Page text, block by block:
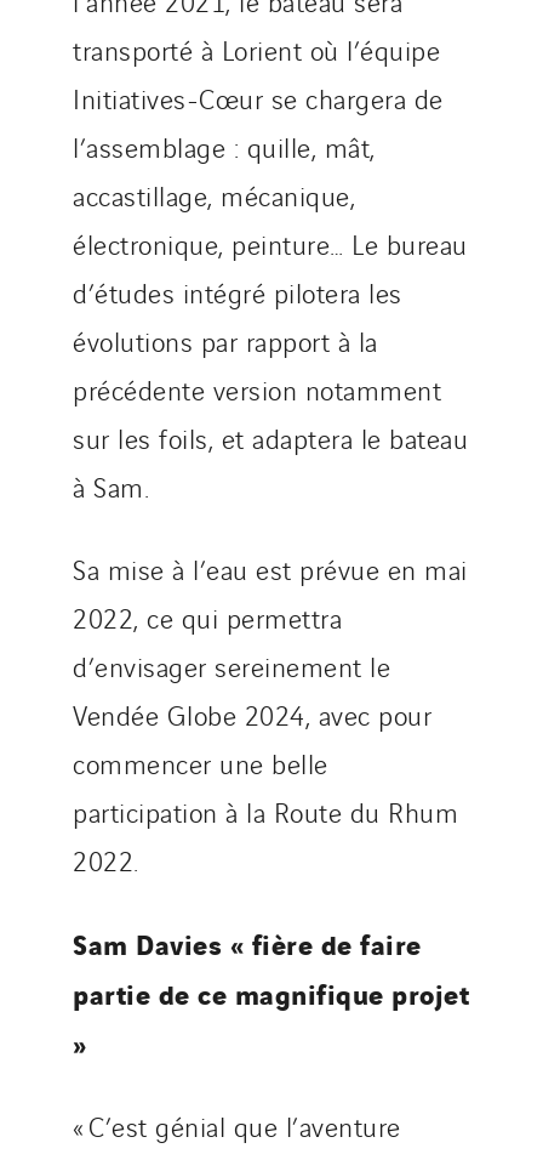
transporté à Lorient où l’équipe
Initiatives-Cœur se chargera de
l’assemblage : quille, mât,
accastillage, mécanique,
électronique, peinture… Le bureau
d’études intégré pilotera les
évolutions par rapport à la
précédente version notamment
sur les foils, et adaptera le bateau
à Sam.
Sa mise à l’eau est prévue en mai
2022, ce qui permettra
d’envisager sereinement le
Vendée Globe 2024, avec pour
commencer une belle
participation à la Route du Rhum
2022.
Sam Davies « fière de faire
partie de ce magnifique projet
»
« C’est génial que l’aventure